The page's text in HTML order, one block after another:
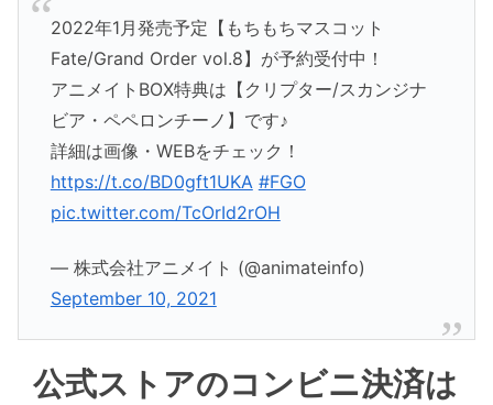
2022年1月発売予定【もちもちマスコット
Fate/Grand Order vol.8】が予約受付中！
アニメイトBOX特典は【クリプター/スカンジナ
ビア・ペペロンチーノ】です♪
詳細は画像・WEBをチェック！
https://t.co/BD0gft1UKA #FGO
pic.twitter.com/TcOrId2rOH
— 株式会社アニメイト (@animateinfo)
September 10, 2021
公式ストアのコンビニ決済は